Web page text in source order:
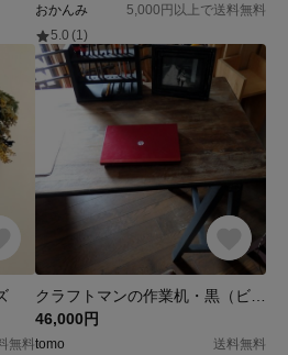
おかんみ
5,000円以上で送料無料
5.0 (1)
無料
46,000円
tomo
送料無料